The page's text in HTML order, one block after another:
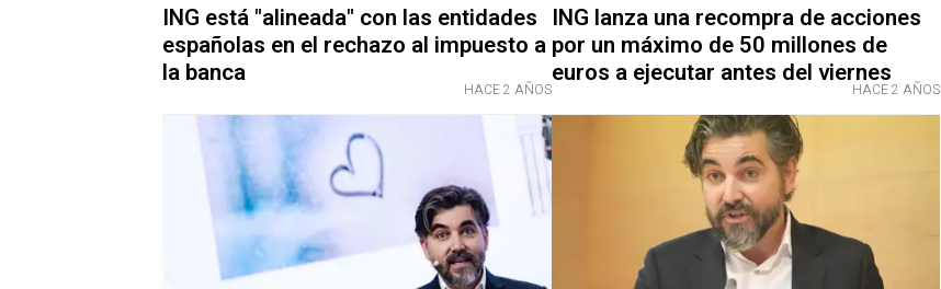
ING está "alineada" con las entidades
españolas en el rechazo al impuesto a
la banca
HACE 2 AÑOS
ING lanza una recompra de acciones
por un máximo de 50 millones de
euros a ejecutar antes del viernesHACE 2 AÑOS